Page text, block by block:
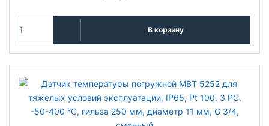
В корзину